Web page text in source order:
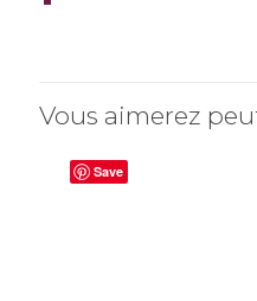
Vous aimerez
Save